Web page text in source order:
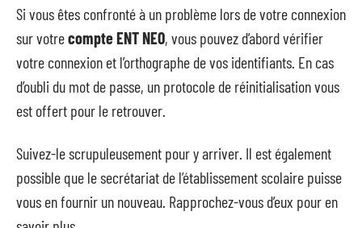
Si vous êtes confronté à un problème lors de votre connexion
sur votrecompte ENT NEO, vous pouvez d’abord vérifier
votre connexion et l’orthographe de vos identifiants. En cas
d’oubli du mot de passe, un protocole de réinitialisation vous
est offert pour le retrouver.
Suivez-le scrupuleusement pour y arriver. Il est également
possible que le secrétariat de l’établissement scolaire puisse
vous en fournir un nouveau. Rapprochez-vous d’eux pour en